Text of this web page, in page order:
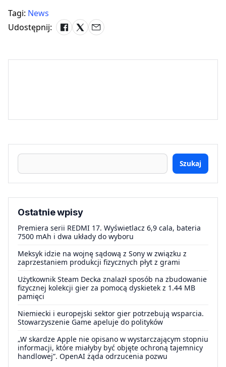
Tagi: News
Udostępnij:
Szukaj
Ostatnie wpisy
Premiera serii REDMI 17. Wyświetlacz 6,9 cala, bateria
7500 mAh i dwa układy do wyboru
Meksyk idzie na wojnę sądową z Sony w związku z
zaprzestaniem produkcji fizycznych płyt z grami
Użytkownik Steam Decka znalazł sposób na zbudowanie
fizycznej kolekcji gier za pomocą dyskietek z 1.44 MB
pamięci
Niemiecki i europejski sektor gier potrzebują wsparcia.
Stowarzyszenie Game apeluje do polityków
„W skardze Apple nie opisano w wystarczającym stopniu
informacji, które miałyby być objęte ochroną tajemnicy
handlowej”. OpenAI żąda odrzucenia pozwu